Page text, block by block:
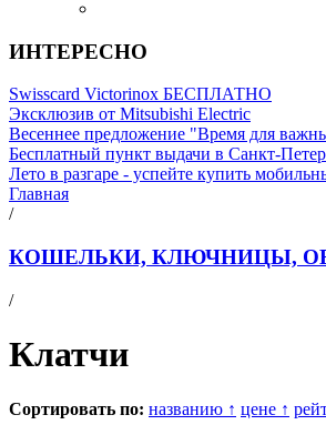
ИНТЕРЕСНО
Swisscard Victorinox БЕСПЛАТНО
Эксклюзив от Mitsubishi Electric
Весеннее предложение "Время для
Бесплатный пункт выдачи в Санкт-
Лето в разгаре - успейте купить
Главная
/
КОШЕЛЬКИ, КЛЮЧНИЦЫ,
/
Клатчи
Сортировать по: названию ↑ цене ↑